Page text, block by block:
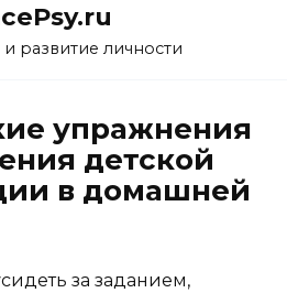
развитие личности
упражнения
детской
в домашней
за заданием,